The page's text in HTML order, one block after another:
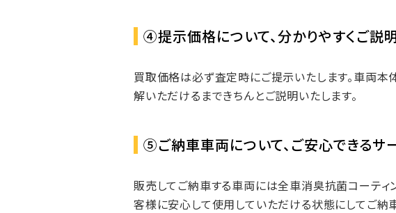
④提示価格について、分かりやすくご説明
買取価格は必ず査定時にご提示いたします。車両本
解いただけるまできちんとご説明いたします。
⑤ご納車車両について、ご安心できるサ
販売してご納車する車両には全車消臭抗菌コーテ
客様に安心して使用していただける状態にしてご納